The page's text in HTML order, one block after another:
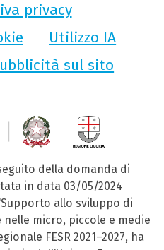
privacy
Utilizzo IA
sul sito
seguito della domanda di
in data 03/05/2024
allo sviluppo di
micro, piccole e medie
FESR 2021–2027, ha